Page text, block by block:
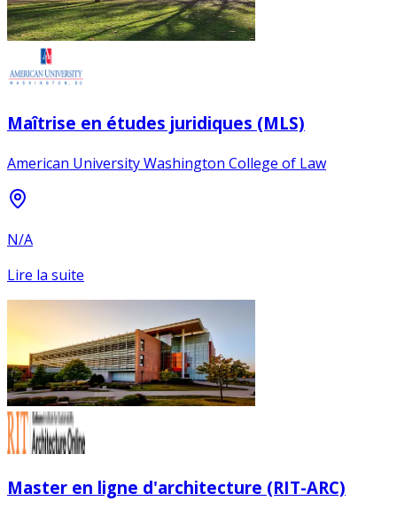
Maîtrise en études juridiques (MLS)
American University Washington College of Law
N/A
Lire la suite
Master en ligne d'architecture (RIT-ARC)